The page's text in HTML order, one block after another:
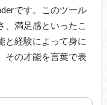
です。このツール
、満足感といったこ
と経験によって身に
その才能を言葉で表